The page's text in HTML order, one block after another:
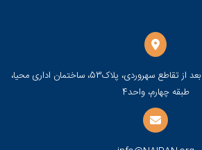
تهران، خیابان شهید مطهری، بعد از تقاطع سهروردی، پلاک53، ساختمان اداری محیا،
طبقه چهارم، واحد4